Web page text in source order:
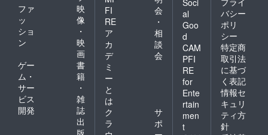
ファ
ッ
ショ
ン
映
像
・
映
画
ゲー
ム・
サー
ビス
開発
書
籍
・
雑
誌
出
FI
RE
ア
カ
デ
ミ
ー
と
は
会
・
相
談
会
ク
ラ
サ
ポ
Soci
al
Goo
d
CAM
PFI
RE
for
Ente
rtain
men
t
バシー
ポリ
シー
特定商
取引法
に基づ
く表記
情報セ
キュリ
ティ方
針